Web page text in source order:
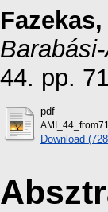
44. pp.
pdf
Download